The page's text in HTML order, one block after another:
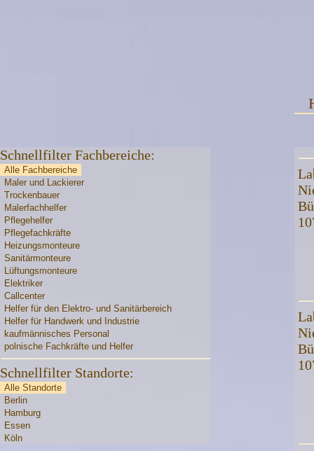
Schnellfilter Fachbereiche:
Alle Fachbereiche
Maler und Lackierer
Trockenbauer
Malerfachhelfer
Pflegehelfer
Pflegefachkräfte
Heizungsmonteure
Sanitärmonteure
Lüftungsmonteure
Elektriker
Callcenter
Helfer für den Elektro- und Sanitärbereich
Helfer für Handwerk und Industrie
kaufmännisches Personal
polnische Fachkräfte und Helfer
Schnellfilter Standorte:
Alle Standorte
Berlin
Hamburg
Essen
Köln